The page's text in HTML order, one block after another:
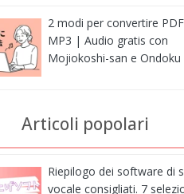
2 modi per convertire
MP3 | Audio gratis con
Mojiokoshi-san e Ondoku
Articoli popolari
Riepilogo dei software di
vocale consigliati. 7